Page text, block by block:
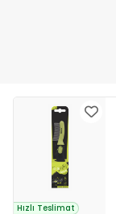
Hızlı Teslimat